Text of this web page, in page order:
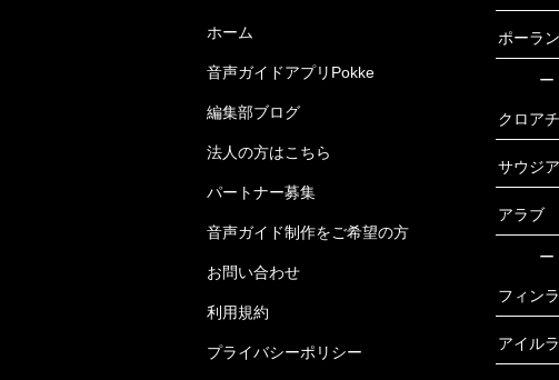
ホーム
音声ガイドアプリPokke
編集部ブログ
法人の方はこちら
パートナー募集
音声ガイド制作をご希望の方
お問い合わせ
利用規約
プライバシーポリシー
ポーラ
ー
クロア
サウジ
アラブ
ー
フィン
アイル